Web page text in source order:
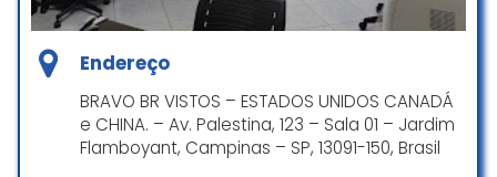
A Azul precisou nos realocar em
um voo para Porto Alegre às 6h10
meia-noite quando fomos levados
a um hotel. O processo foi
desorganizado, sem qualquer
Endereço
BRAVO BR VISTOS – ESTADOS UNIDOS CANADÁ
e CHINA. – Av. Palestina, 123 – Sala 01 – Jardim
Flamboyant, Campinas – SP, 13091-150, Brasil